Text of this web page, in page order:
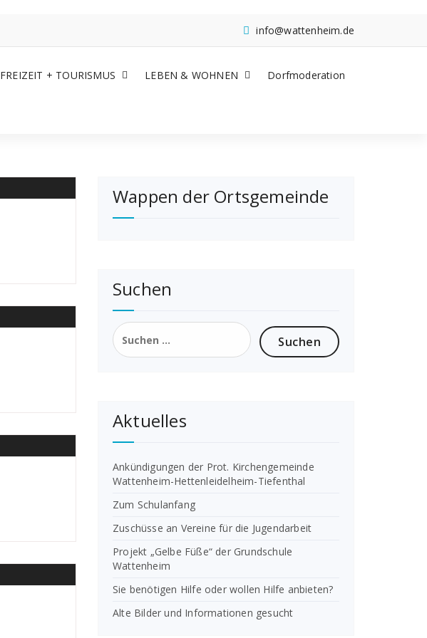
info@wattenheim.de
FREIZEIT + TOURISMUS LEBEN & WOHNEN Dorfmoderation
Wappen der Ortsgemeinde
Suchen
Suchen
nach:
Aktuelles
Ankündigungen der Prot. Kirchengemeinde
Wattenheim-Hettenleidelheim-Tiefenthal
Zum Schulanfang
Zuschüsse an Vereine für die Jugendarbeit
Projekt „Gelbe Füße“ der Grundschule
Wattenheim
Sie benötigen Hilfe oder wollen Hilfe anbieten?
Alte Bilder und Informationen gesucht